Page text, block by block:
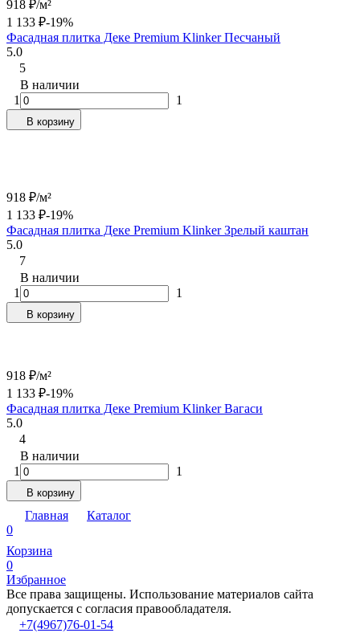
918 ₽/м²
1 133 ₽-19%
Фасадная плитка Деке Premium Klinker Песчаный
5.0
5
В наличии
1
1
В корзину
918 ₽/м²
1 133 ₽-19%
Фасадная плитка Деке Premium Klinker Зрелый каштан
5.0
7
В наличии
1
1
В корзину
918 ₽/м²
1 133 ₽-19%
Фасадная плитка Деке Premium Klinker Вагаси
5.0
4
В наличии
1
1
В корзину
Главная
Каталог
0
Корзина
0
Избранное
Все права защищены. Использование материалов сайта
допускается с согласия правообладателя.
+7(4967)76-01-54